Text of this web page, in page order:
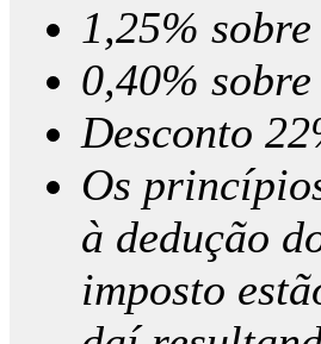
1,25%
0,40%
Desconto
Os
à dedução
imposto